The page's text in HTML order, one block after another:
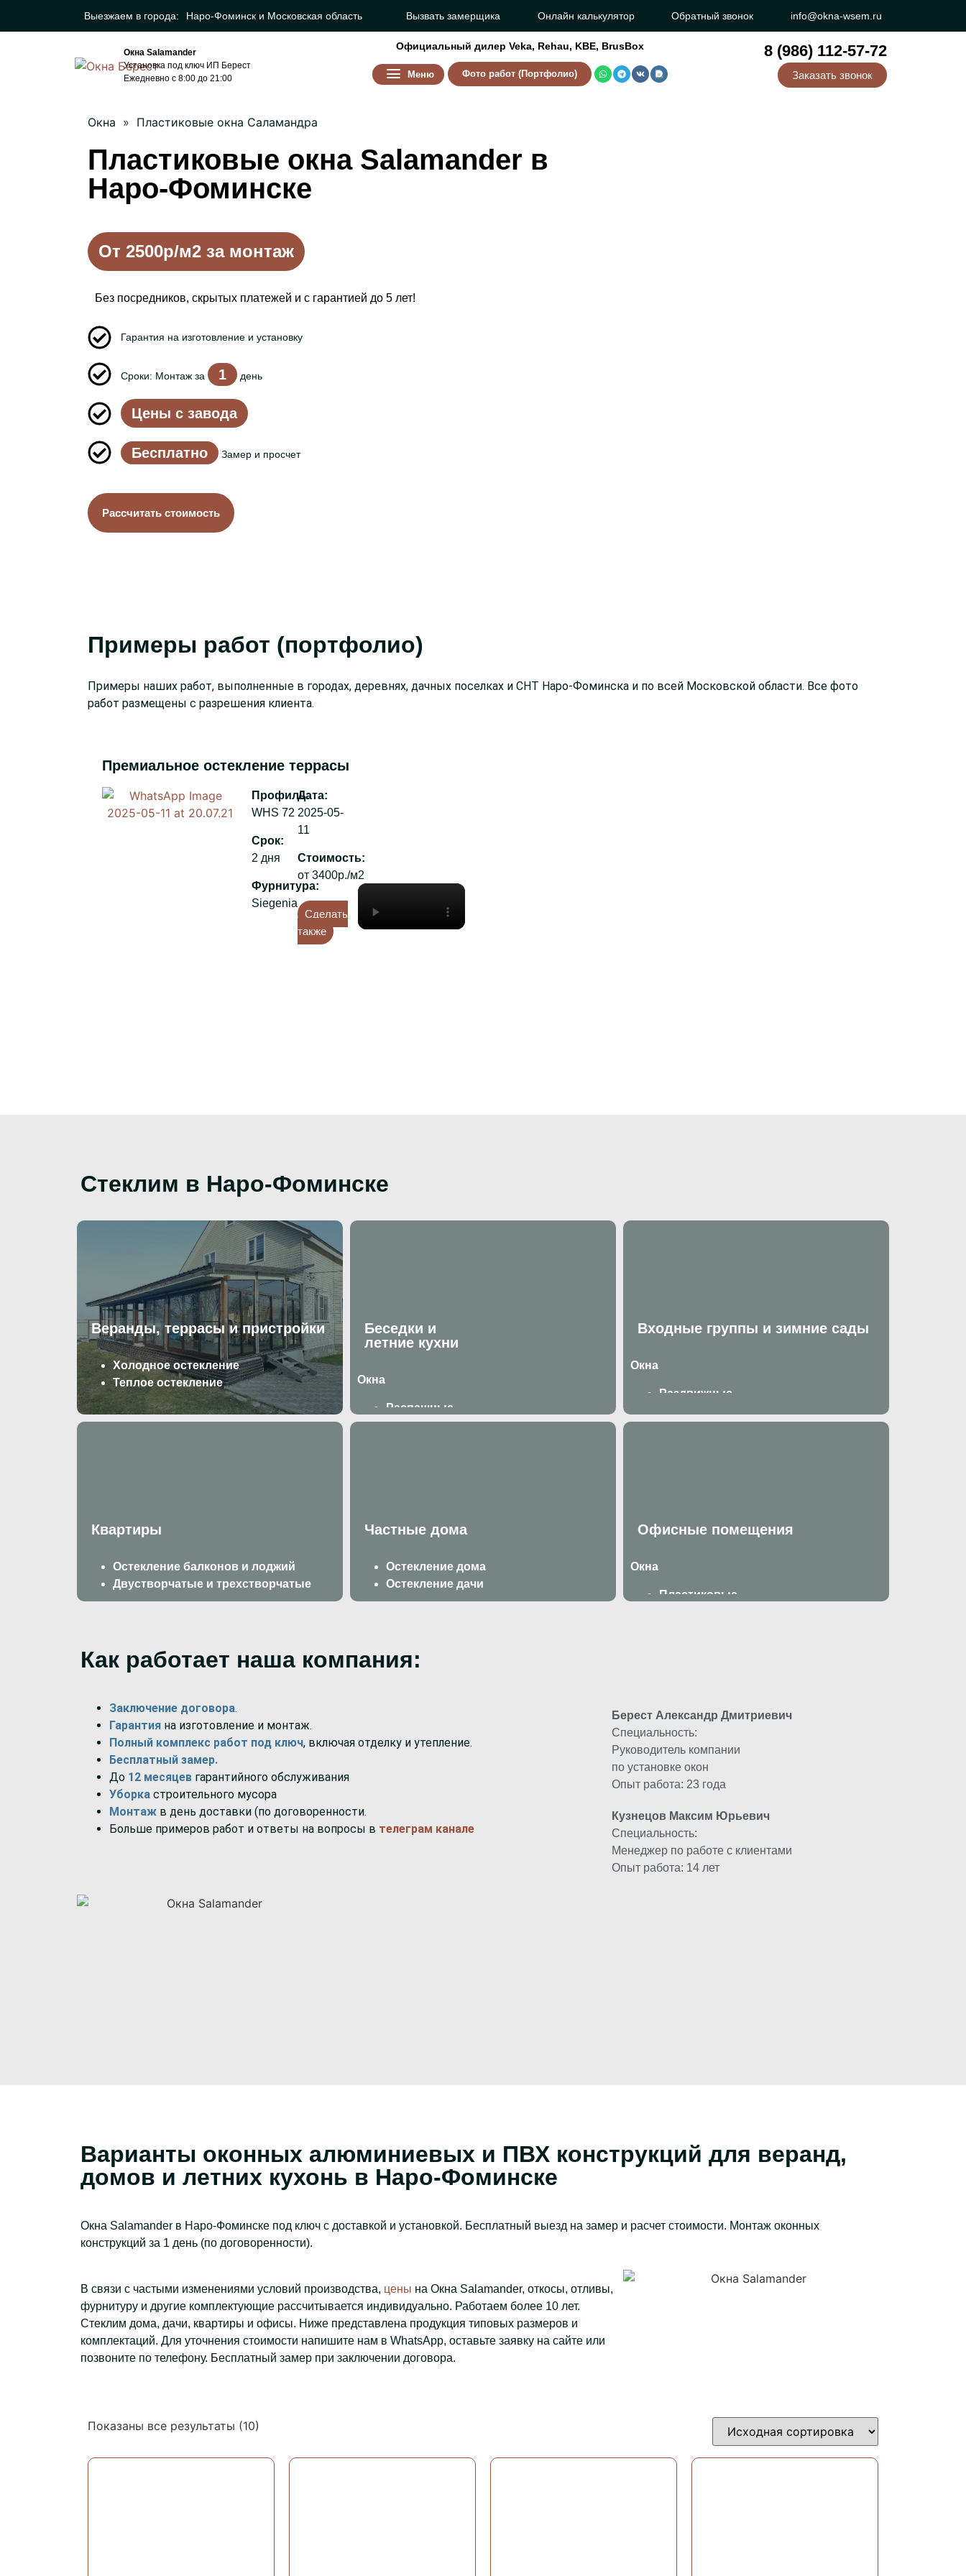
Выезжаем в города: Наро-Фоминск и Московская область Вызвать замерщика Онлайн калькулятор Обратный звонок info@okna-wsem.ru
Окна Salamander
Установка под ключ ИП Берест
Ежедневно с 8:00 до 21:00
Официальный дилер Veka, Rehau, KBE, BrusBox
Меню Фото работ (Портфолио)
8 (986) 112-57-72
Заказать звонок
Окна » Пластиковые окна Саламандра
Пластиковые окна Salamander в
Наро-Фоминске
От 2500р/м2 за монтаж
Без посредников, скрытых платежей и с гарантией до 5 лет!
Гарантия на изготовление и установку
Сроки: Монтаж за 1 день
Цены с завода
Бесплатно Замер и просчет
Рассчитать стоимость
Примеры работ (портфолио)
Примеры наших работ, выполненные в городах, деревнях, дачных поселках и СНТ Наро-Фоминска и по всей Московской области. Все фото
работ размещены с разрешения клиента.
Премиальное остекление террасы
:
WHS 72
:
2 дня
:
Siegenia
:
2025-05-
11
:
от 3400р./м2
Сделать
также
Стеклим в Наро-Фоминске
Веранды, террасы и пристройки
Холодное остекление
Теплое остекление
Беседки и
летние кухни
Окна
Распашные
Раздвижные
Входные группы и зимние сады
Окна
Раздвижные
Квартиры
Остекление балконов и лоджий
Двустворчатые и трехстворчатые
окна
Частные дома
Остекление дома
Остекление дачи
Офисные помещения
Окна
Пластиковые
Как работает наша компания:
Заключение договора.
Гарантия на изготовление и монтаж.
Полный комплекс работ под ключ, включая отделку и утепление.
Бесплатный замер.
До 12 месяцев гарантийного обслуживания
Уборка строительного мусора
Монтаж в день доставки (по договоренности.
Больше примеров работ и ответы на вопросы в телеграм канале
Берест Александр Дмитриевич
Специальность:
Руководитель компании
по установке окон
Опыт работа: 23 года
Кузнецов Максим Юрьевич
Специальность:
Менеджер по работе с клиентами
Опыт работа: 14 лет
Варианты оконных алюминиевых и ПВХ конструкций для веранд,
домов и летних кухонь в Наро-Фоминске
Окна Salamander в Наро-Фоминске под ключ с доставкой и установкой. Бесплатный выезд на замер и расчет стоимости. Монтаж оконных
конструкций за 1 день (по договоренности).
В связи с частыми изменениями условий производства, цены на Окна Salamander, откосы, отливы,
фурнитуру и другие комплектующие рассчитывается индивидуально. Работаем более 10 лет.
Стеклим дома, дачи, квартиры и офисы. Ниже представлена продукция типовых размеров и
комплектаций. Для уточнения стоимости напишите нам в WhatsApp, оставьте заявку на сайте или
позвоните по телефону. Бесплатный замер при заключении договора.
Показаны все результаты (10)